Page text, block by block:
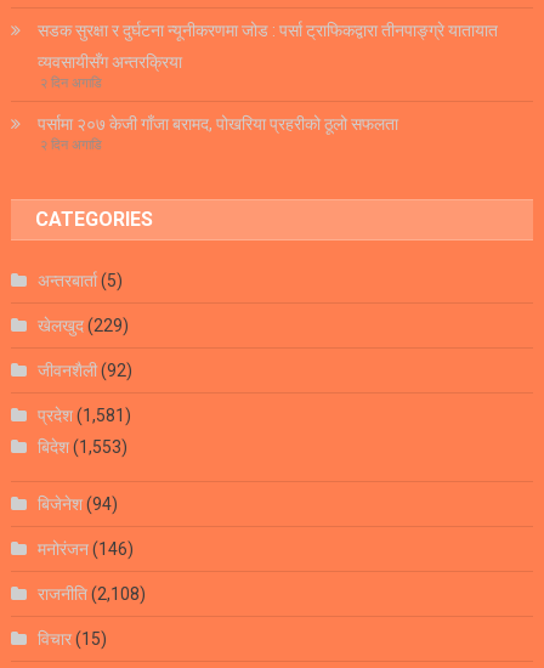
सडक सुरक्षा र दुर्घटना न्यूनीकरणमा जोड : पर्सा ट्राफिकद्वारा तीनपाङ्ग्रे यातायात
व्यवसायीसँग अन्तरक्रिया
२ दिन अगाडि
पर्सामा २०७ केजी गाँजा बरामद, पोखरिया प्रहरीको ठूलो सफलता
२ दिन अगाडि
CATEGORIES
अन्तरबार्ता(5)
खेलखुद(229)
जीवनशैली(92)
प्रदेश(1,581)
बिदेश(1,553)
बिजेनेश(94)
मनोरंजन(146)
राजनीति(2,108)
विचार(15)